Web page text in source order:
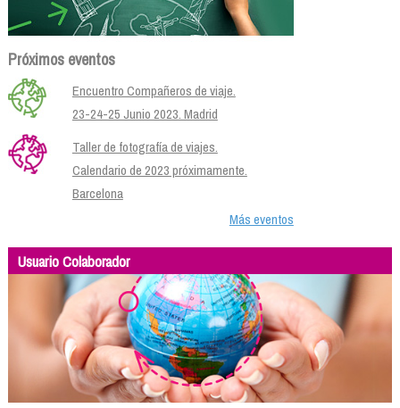
Próximos eventos
Encuentro Compañeros de viaje.
23-24-25 Junio 2023. Madrid
Taller de fotografía de viajes.
Calendario de 2023 próximamente.
Barcelona
Más eventos
Usuario Colaborador